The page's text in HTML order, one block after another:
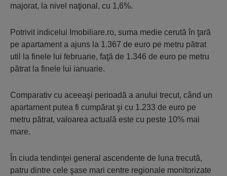
majorat, la nivel naţional, cu 1,6%.
Potrivit indicelui Imobiliare.ro, suma medie cerută în ţară
pe apartament a ajuns la 1.367 de euro pe metru pătrat
util la finele lui februarie, faţă de 1.346 de euro pe metru
pătrat la finele lui ianuarie.
Comparativ cu aceeaşi perioadă a anului trecut, când un
apartament putea fi cumpărat şi cu 1.233 de euro pe
metru pătrat, valoarea actuală este cu peste 10% mai
mare.
În ciuda tendinţei general ascendente de luna trecută,
patru dintre cele şase mari centre regionale monitorizate